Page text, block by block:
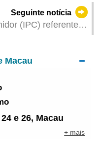
o metabolismo e a
aeruginosa
Seguinte notícia
(IPC) referente a
Macau
24 e 26, Macau
+ mais